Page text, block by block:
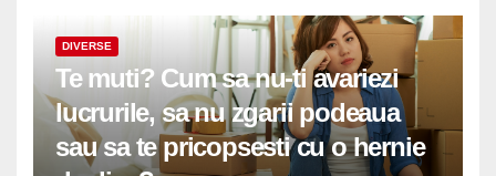
DIVERSE
Te muti? Cum sa nu-ti avariezi
lucrurile, sa nu zgarii podeaua
sau sa te pricopsesti cu o hernie